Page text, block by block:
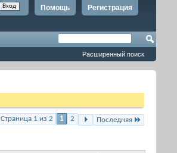
Регистрация
Помощь
Расширенный поиск
Страница 1 из 2 1 2 Последняя